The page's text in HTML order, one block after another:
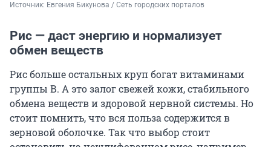
Источник: Евгения Бикунова / Сеть городских порталов
Рис — даст энергию и нормализует
обмен веществ
Рис больше остальных круп богат витаминами
группы В. А это залог свежей кожи, стабильного
обмена веществ и здоровой нервной системы. Но
стоит помнить, что вся польза содержится в
зерновой оболочке. Так что выбор стоит